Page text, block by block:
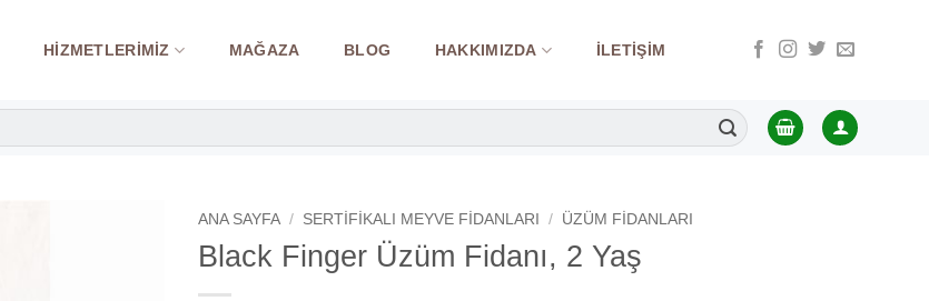
HIZMETLERIMIZ MAĞAZA BLOG HAKKIMIZDA İLETIŞIM
ANA SAYFA / SERTIFIKALI MEYVE FIDANLARI / ÜZÜM FIDANLARI
Black Finger Üzüm Fidanı, 2 Yaş